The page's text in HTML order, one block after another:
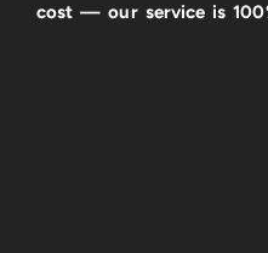
cost — our service is